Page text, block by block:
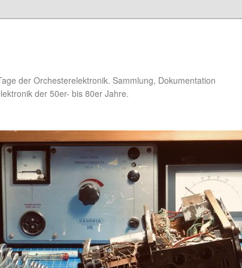
der Orchesterelektronik. Sammlung, Dokumentation
der 50er- bis 80er Jahre.